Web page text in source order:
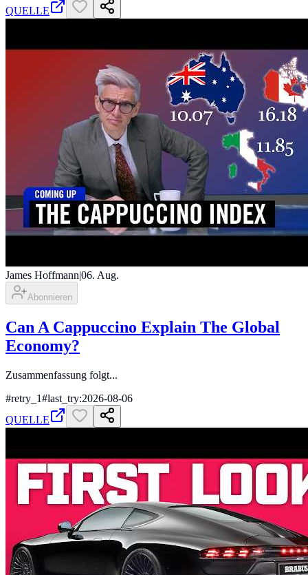
QUELLE
James Hoffmann|06. Aug.
Abonnieren
Can A Cappuccino Explain The Global
Economy?
Zusammenfassung folgt...
#retry_1#last_try:2026-08-06
QUELLE